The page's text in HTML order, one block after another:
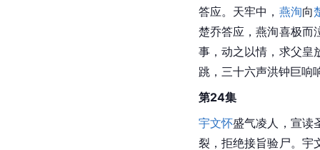
答应。天牢中， 燕洵向
楚乔答应，燕洵喜极而
事，动之以情，求父皇
跳，三十六声洪钟巨响
第24集
宇文怀盛气凌人，宣读
裂，拒绝接旨验尸。宇